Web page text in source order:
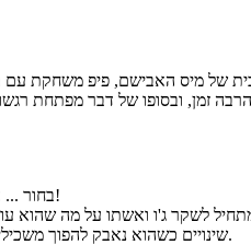
של מיס האבישם, פיפ משחקת עם
הרבה זמן, ובסופו של דבר מפתחת
פיפ ol 'בחור ... אתה יכול לספר לי משהו!
לשקר ג'ו ואשתו על מה שהוא
שינויים כשהוא נאבק להפוך משכילים פחות 'משותף', עבור אסטלה.